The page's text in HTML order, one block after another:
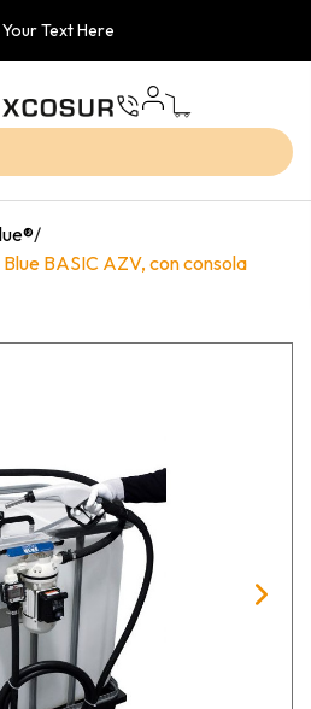
Text Here
/
BASIC AZV, con consola